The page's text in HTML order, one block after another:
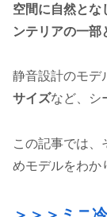
空間に自然とな
ンテリアの一部
静音設計のモデ
サイズなど、シ
この記事では、
めモデルをわか